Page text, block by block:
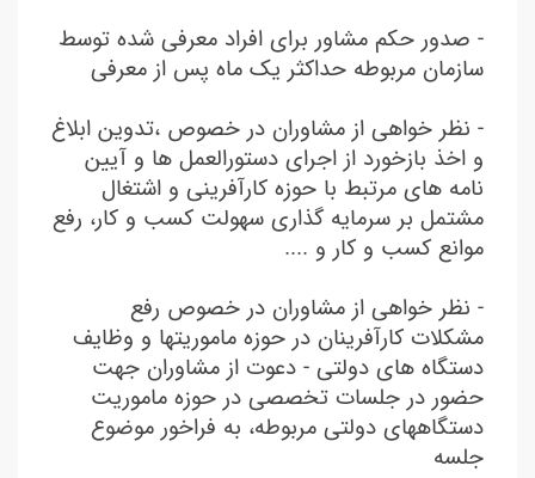
- صدور حکم مشاور برای افراد معرفی شده توسط
سازمان مربوطه حداکثر یک ماه پس از معرفی
- نظر خواهی از مشاوران در خصوص ،تدوین ابلاغ
و اخذ بازخورد از اجرای دستورالعمل ها و آیین
نامه های مرتبط با حوزه کارآفرینی و اشتغال
مشتمل بر سرمایه گذاری سهولت کسب و کار، رفع
موانع کسب و کار و ....
- نظر خواهی از مشاوران در خصوص رفع
مشکلات کارآفرینان در حوزه ماموریتها و وظایف
دستگاه های دولتی - دعوت از مشاوران جهت
حضور در جلسات تخصصی در حوزه ماموریت
دستگاههای دولتی مربوطه، به فراخور موضوع
جلسه